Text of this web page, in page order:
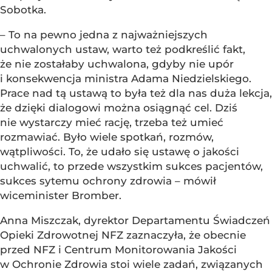
Sobotka.
– To na pewno jedna z najważniejszych
uchwalonych ustaw, warto też podkreślić fakt,
że nie zostałaby uchwalona, gdyby nie upór
i konsekwencja ministra Adama Niedzielskiego.
Prace nad tą ustawą to była też dla nas duża lekcja,
że dzięki dialogowi można osiągnąć cel. Dziś
nie wystarczy mieć rację, trzeba też umieć
rozmawiać. Było wiele spotkań, rozmów,
wątpliwości. To, że udało się ustawę o jakości
uchwalić, to przede wszystkim sukces pacjentów,
sukces sytemu ochrony zdrowia – mówił
wiceminister Bromber.
Anna Miszczak, dyrektor Departamentu Świadczeń
Opieki Zdrowotnej NFZ zaznaczyła, że obecnie
przed NFZ i Centrum Monitorowania Jakości
w Ochronie Zdrowia stoi wiele zadań, związanych